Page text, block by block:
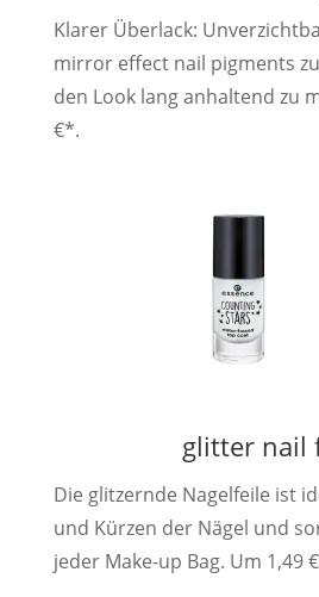
Klarer Überlack:
mirror effect nail pigments
den Look lang anhaltend zu
€*.
glitter nail
Die glitzernde Nagelfeile ist
und Kürzen der Nägel und
jeder Make-up Bag. Um 1,49